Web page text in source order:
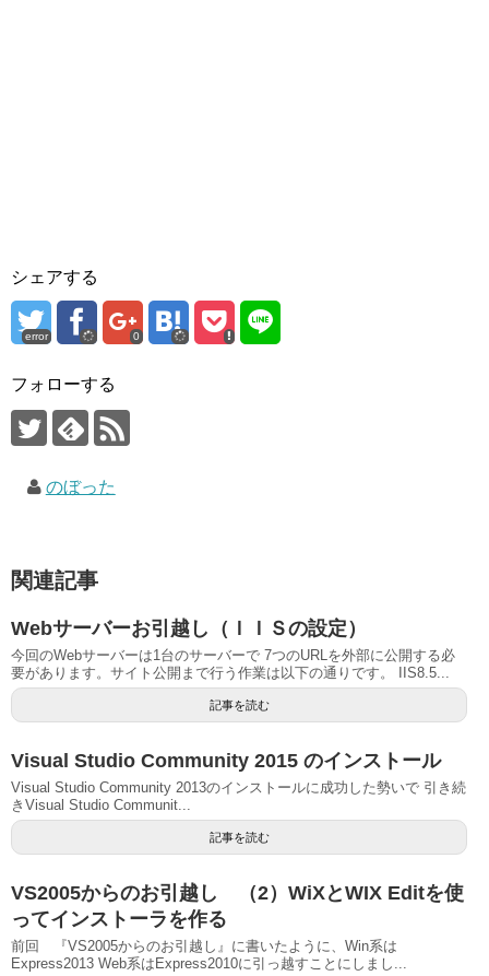
シェアする
error 0
フォローする
のぼった
関連記事
Webサーバーお引越し（ＩＩＳの設定）
今回のWebサーバーは1台のサーバーで 7つのURLを外部に公開する必
要があります。サイト公開まで行う作業は以下の通りです。 IIS8.5...
記事を読む
Visual Studio Community 2015 のインストール
Visual Studio Community 2013のインストールに成功した勢いで 引き続
きVisual Studio Communit...
記事を読む
VS2005からのお引越し （2）WiXとWIX Editを使
ってインストーラを作る
前回 『VS2005からのお引越し』に書いたように、Win系は
Express2013 Web系はExpress2010に引っ越すことにしまし...